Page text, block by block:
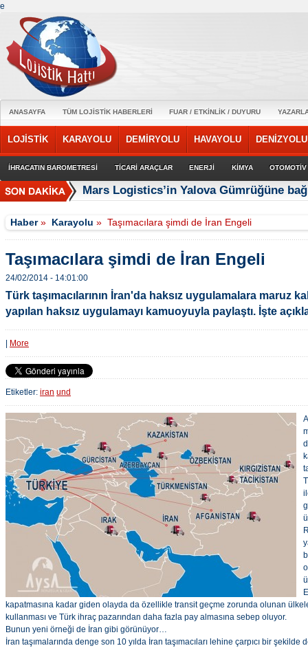
e
ANASAYFA TÜM LOJİSTİK HABERLERİ FUAR / ETKİNLİK / DUYURU
LOJİSTİK KARAYOLU DEMİRYOLU HAVAYOLU DENİZYOLU
İHRACATIN BAROMETRESİ TİCARİ ARAÇLAR ENERJİ KİMYA OTOMOTİV
Mars Logistics’in Yalova Gümrüğüne
Haber» Karayolu »Taşımacılara şimdi de İran Engeli
Taşımacılara şimdi de İran Engeli
24/02/2014 - 14:01:00
Türk taşımacılarının İran'da haksız uygulamalara maruz
yapılan haksız uygulamayı kamuoyuyla paylaştı. İşte
More
Etiketler: iran und
kapatmasına kadar giden olayda da özellikle transit geçme zorunda olunan
kullanması ve Türk ihraç pazarından daha fazla pay almasına sebep oluyor.
Bunun yeni örneği de İran gibi görünüyor…
İran taşımalarında denge son 10 yılda İran taşımacıları lehine çarpıcı bir şekilde